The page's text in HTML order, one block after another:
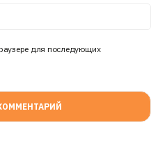
для последующих